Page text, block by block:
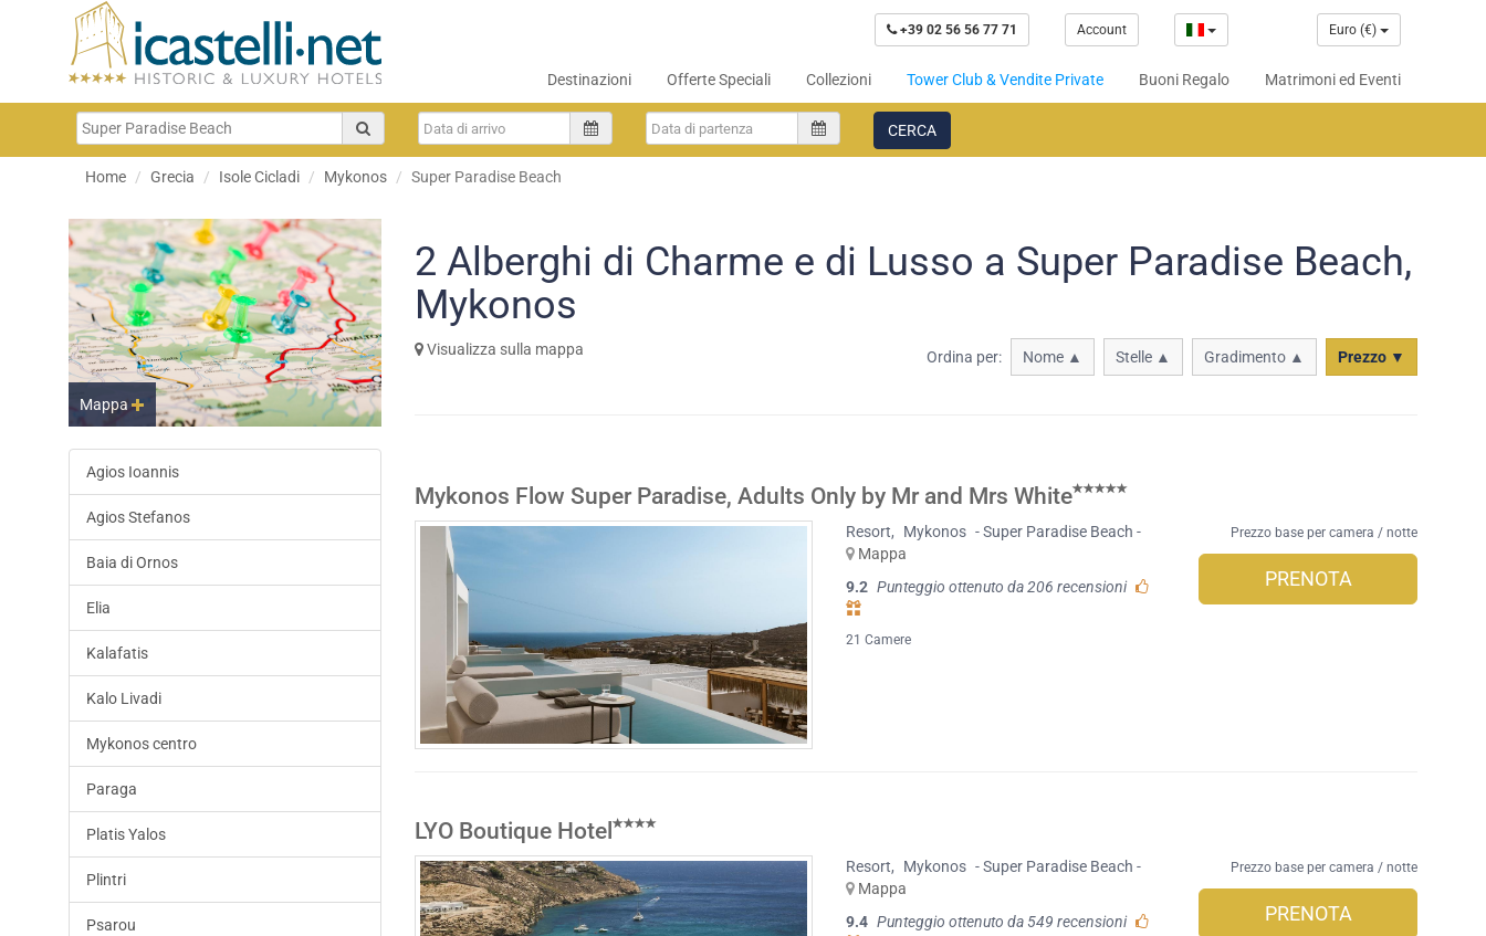
+39 02 56 56 77 71 Account Euro (€)
Destinazioni Offerte Speciali Collezioni Tower Club & Vendite Private Buoni Regalo Matrimoni ed Eventi
CERCA
Home Grecia Isole Cicladi Mykonos Super Paradise Beach
Mappa
Agios Ioannis
Agios Stefanos
Baia di Ornos
Elia
Kalafatis
Kalo Livadi
Mykonos centro
Paraga
Platis Yalos
Plintri
Psarou
2 Alberghi di Charme e di Lusso a Super Paradise Beach,
Mykonos
Visualizza sulla mappa Ordina per: Nome ▲ Stelle ▲ Gradimento ▲ Prezzo ▼
Mykonos Flow Super Paradise, Adults Only by Mr and Mrs White
Resort, Mykonos - Super Paradise Beach -
Mappa
9.2 Punteggio ottenuto da 206 recensioni
21 Camere
Prezzo base per camera / notte
PRENOTA
LYO Boutique Hotel
Resort, Mykonos - Super Paradise Beach -
Mappa
9.4 Punteggio ottenuto da 549 recensioni
Prezzo base per camera / notte
PRENOTA